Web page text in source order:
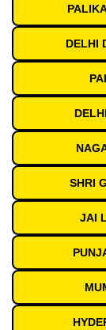
DELHI
SHRI
JAI